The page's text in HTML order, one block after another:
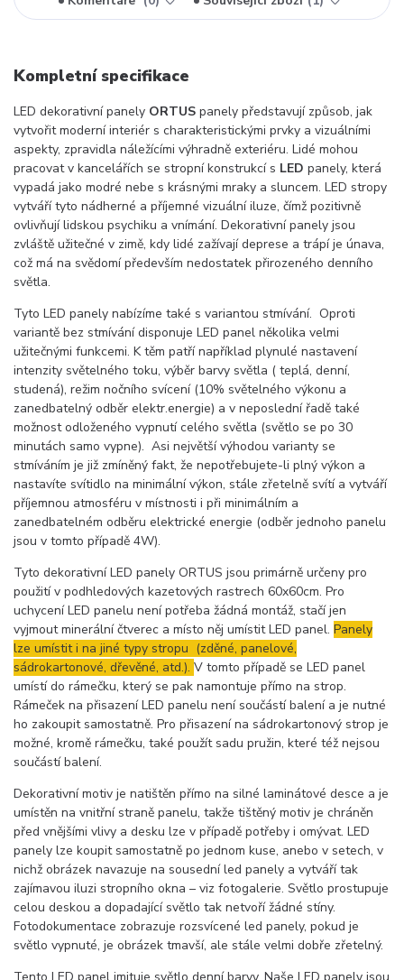
Kompletní specifikace
LED dekorativní panely ORTUS panely představují způsob, jak
vytvořit moderní interiér s charakteristickými prvky a vizuálními
aspekty, zpravidla náležícími výhradně exteriéru. Lidé mohou
pracovat v kancelářích se stropní konstrukcí s LED panely, která
vypadá jako modré nebe s krásnými mraky a sluncem. LED stropy
vytváří tyto nádherné a příjemné vizuální iluze, čímž pozitivně
ovlivňují lidskou psychiku a vnímání. Dekorativní panely jsou
zvláště užitečné v zimě, kdy lidé zažívají deprese a trápí je únava,
což má na svědomí především nedostatek přirozeného denního
světla.
Tyto LED panely nabízíme také s variantou stmívání. Oproti
variantě bez stmívání disponuje LED panel několika velmi
užitečnými funkcemi. K těm patří například plynulé nastavení
intenzity světelného toku, výběr barvy světla ( teplá, denní,
studená), režim nočního svícení (10% světelného výkonu a
zanedbatelný odběr elektr.energie) a v neposlední řadě také
možnost odloženého vypnutí celého světla (světlo se po 30
minutách samo vypne). Asi největší výhodou varianty se
stmíváním je již zmíněný fakt, že nepotřebujete-li plný výkon a
nastavíte svítidlo na minimální výkon, stále zřetelně svítí a vytváří
příjemnou atmosféru v místnosti i při minimálním a
zanedbatelném odběru elektrické energie (odběr jednoho panelu
jsou v tomto případě 4W).
Tyto dekorativní LED panely ORTUS jsou primárně určeny pro
použití v podhledových kazetových rastrech 60x60cm. Pro
uchycení LED panelu není potřeba žádná montáž, stačí jen
vyjmout minerální čtverec a místo něj umístit LED panel. Panely
lze umístit i na jiné typy stropu (zděné, panelové,
sádrokartonové, dřevěné, atd.). V tomto případě se LED panel
umístí do rámečku, který se pak namontuje přímo na strop.
Rámeček na přisazení LED panelu není součástí balení a je nutné
ho zakoupit samostatně. Pro přisazení na sádrokartonový strop je
možné, kromě rámečku, také použít sadu pružin, které též nejsou
součástí balení.
Dekorativní motiv je natištěn přímo na silné laminátové desce a je
umístěn na vnitřní straně panelu, takže tištěný motiv je chráněn
před vnějšími vlivy a desku lze v případě potřeby i omývat. LED
panely lze koupit samostatně po jednom kuse, anebo v setech, v
nichž obrázek navazuje na sousední led panely a vytváří tak
zajímavou iluzi stropního okna – viz fotogalerie. Světlo prostupuje
celou deskou a dopadající světlo tak netvoří žádné stíny.
Fotodokumentace zobrazuje rozsvícené led panely, pokud je
světlo vypnuté, je obrázek tmavší, ale stále velmi dobře zřetelný.
Tento LED panel imituje světlo denní barvy. Naše LED panely jsou